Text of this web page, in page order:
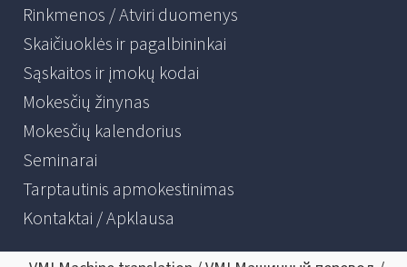
Rinkmenos / Atviri duomenys
Skaičiuoklės ir pagalbininkai
Sąskaitos ir įmokų kodai
Mokesčių žinynas
Mokesčių kalendorius
Seminarai
Tarptautinis apmokestinimas
Kontaktai / Apklausa